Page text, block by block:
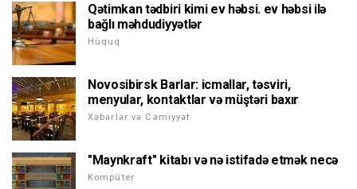
Qətimkan tədbiri kimi ev həbsi. ev həbsi ilə
bağlı məhdudiyyətlər
Hüquq
Novosibirsk Barlar: icmallar, təsviri,
menyular, kontaktlar və müştəri baxır
Xəbərlər və Cəmiyyət
"Maynkraft" kitabı və nə istifadə etmək necə
Kompüter